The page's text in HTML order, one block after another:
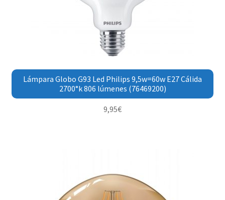
Lámpara Globo G93 Led Philips 9,5w=60w E27 Cálida
2700°k 806 lúmenes (76469200)
9,95€